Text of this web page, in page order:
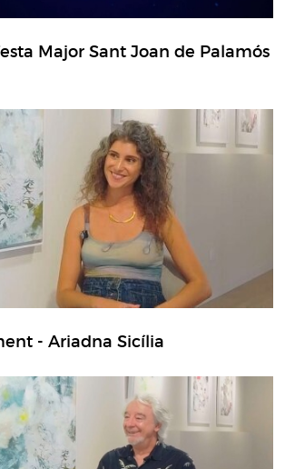
Major Sant Joan de Palamós
- Ariadna Sicília